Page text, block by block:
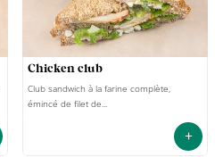
chicken club
Club sandwich à la farine complète,
émincé de filet de...
+